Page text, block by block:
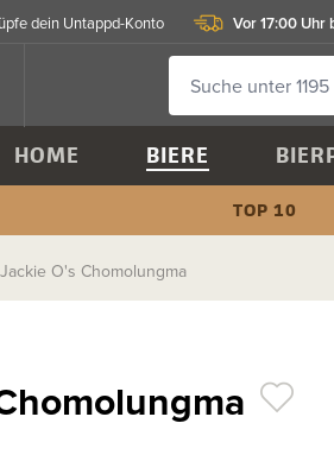
dein Untappd-Konto Vor 17:00 Uhr
HOME BIERE
TOP 10
Jackie O's Chomolungma